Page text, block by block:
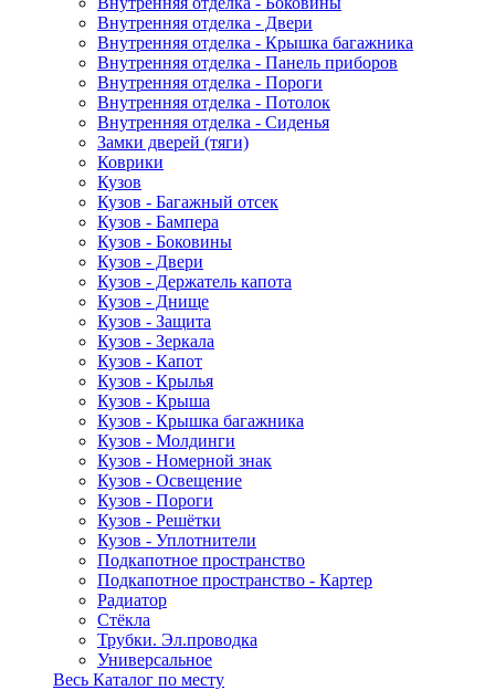
Внутренняя отделка - Двери
Внутренняя отделка - Крышка багажника
Внутренняя отделка - Панель приборов
Внутренняя отделка - Пороги
Внутренняя отделка - Потолок
Внутренняя отделка - Сиденья
Замки дверей (тяги)
Коврики
Кузов
Кузов - Багажный отсек
Кузов - Бампера
Кузов - Боковины
Кузов - Двери
Кузов - Держатель капота
Кузов - Днище
Кузов - Защита
Кузов - Зеркала
Кузов - Капот
Кузов - Крылья
Кузов - Крыша
Кузов - Крышка багажника
Кузов - Молдинги
Кузов - Номерной знак
Кузов - Освещение
Кузов - Пороги
Кузов - Решётки
Кузов - Уплотнители
Подкапотное пространство
Подкапотное пространство - Картер
Радиатор
Стёкла
Трубки. Эл.проводка
Универсальное
Весь Каталог по месту